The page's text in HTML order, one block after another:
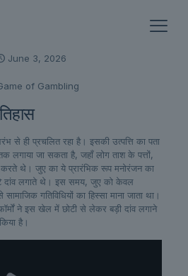
June 3, 2026
of Gambling
ही प्रचलित रहा है। इसकी उत्पत्ति का पता
लगाया जा सकता है, जहाँ लोग ताश के पत्तों,
थे। जुए का ये प्रारंभिक रूप मनोरंजन का
दांव लगाते थे। इस समय, जुए को केवल
गतिविधियों का हिस्सा माना जाता था।
ने इस खेल में छोटी से लेकर बड़ी दांव लगाने
है।